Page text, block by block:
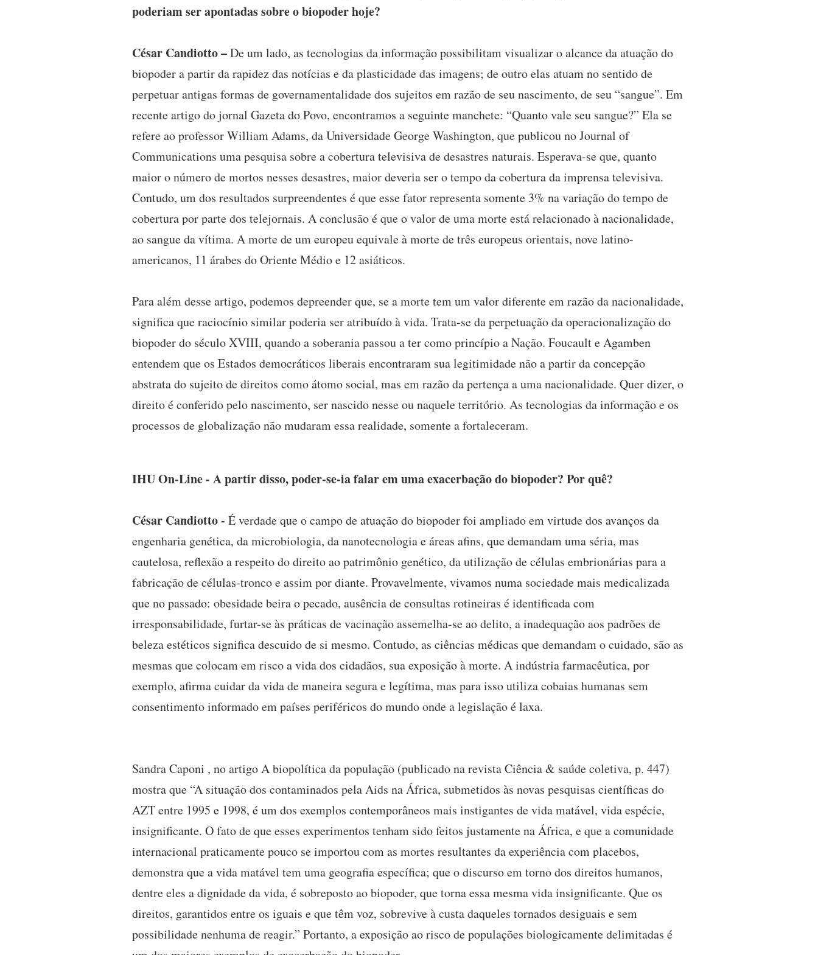
poderiam ser apontadas sobre o biopoder hoje?
César Candiotto –De um lado, as tecnologias da informação possibilitam visualizar o alcance da atuação do
biopoder a partir da rapidez das notícias e da plasticidade das imagens; de outro elas atuam no sentido de
perpetuar antigas formas de governamentalidade dos sujeitos em razão de seu nascimento, de seu “sangue”. Em
recente artigo do jornal Gazeta do Povo, encontramos a seguinte manchete: “Quanto vale seu sangue?” Ela se
refere ao professor William Adams, da Universidade George Washington, que publicou no Journal of
Communications uma pesquisa sobre a cobertura televisiva de desastres naturais. Esperava-se que, quanto
maior o número de mortos nesses desastres, maior deveria ser o tempo da cobertura da imprensa televisiva.
Contudo, um dos resultados surpreendentes é que esse fator representa somente 3% na variação do tempo de
cobertura por parte dos telejornais. A conclusão é que o valor de uma morte está relacionado à nacionalidade,
ao sangue da vítima. A morte de um europeu equivale à morte de três europeus orientais, nove latino-
americanos, 11 árabes do Oriente Médio e 12 asiáticos.
Para além desse artigo, podemos depreender que, se a morte tem um valor diferente em razão da nacionalidade,
significa que raciocínio similar poderia ser atribuído à vida. Trata-se da perpetuação da operacionalização do
biopoder do século XVIII, quando a soberania passou a ter como princípio a Nação. Foucault e Agamben
entendem que os Estados democráticos liberais encontraram sua legitimidade não a partir da concepção
abstrata do sujeito de direitos como átomo social, mas em razão da pertença a uma nacionalidade. Quer dizer, o
direito é conferido pelo nascimento, ser nascido nesse ou naquele território. As tecnologias da informação e os
processos de globalização não mudaram essa realidade, somente a fortaleceram.
IHU On-Line - A partir disso, poder-se-ia falar em uma exacerbação do biopoder? Por quê?
César Candiotto - É verdade que o campo de atuação do biopoder foi ampliado em virtude dos avanços da
engenharia genética, da microbiologia, da nanotecnologia e áreas afins, que demandam uma séria, mas
cautelosa, reflexão a respeito do direito ao patrimônio genético, da utilização de células embrionárias para a
fabricação de células-tronco e assim por diante. Provavelmente, vivamos numa sociedade mais medicalizada
que no passado: obesidade beira o pecado, ausência de consultas rotineiras é identificada com
irresponsabilidade, furtar-se às práticas de vacinação assemelha-se ao delito, a inadequação aos padrões de
beleza estéticos significa descuido de si mesmo. Contudo, as ciências médicas que demandam o cuidado, são as
mesmas que colocam em risco a vida dos cidadãos, sua exposição à morte. A indústria farmacêutica, por
exemplo, afirma cuidar da vida de maneira segura e legítima, mas para isso utiliza cobaias humanas sem
consentimento informado em países periféricos do mundo onde a legislação é laxa.
Sandra Caponi , no artigo A biopolítica da população (publicado na revista Ciência & saúde coletiva, p. 447)
mostra que “A situação dos contaminados pela Aids na África, submetidos às novas pesquisas científicas do
AZT entre 1995 e 1998, é um dos exemplos contemporâneos mais instigantes de vida matável, vida espécie,
insignificante. O fato de que esses experimentos tenham sido feitos justamente na África, e que a comunidade
internacional praticamente pouco se importou com as mortes resultantes da experiência com placebos,
demonstra que a vida matável tem uma geografia específica; que o discurso em torno dos direitos humanos,
dentre eles a dignidade da vida, é sobreposto ao biopoder, que torna essa mesma vida insignificante. Que os
direitos, garantidos entre os iguais e que têm voz, sobrevive à custa daqueles tornados desiguais e sem
possibilidade nenhuma de reagir.” Portanto, a exposição ao risco de populações biologicamente delimitadas é